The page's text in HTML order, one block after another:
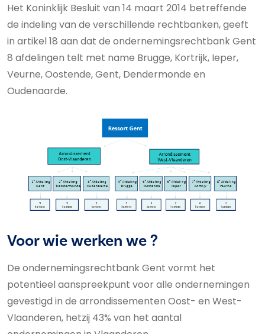
Het Koninklijk Besluit van 14 maart 2014 betreffende
de indeling van de verschillende rechtbanken, geeft
in artikel 18 aan dat de ondernemingsrechtbank Gent
8 afdelingen telt met name Brugge, Kortrijk, Ieper,
Veurne, Oostende, Gent, Dendermonde en
Oudenaarde.
Voor wie werken we ?
De ondernemingsrechtbank Gent vormt het
potentieel aanspreekpunt voor alle ondernemingen
gevestigd in de arrondissementen Oost- en West-
Vlaanderen, hetzij 43% van het aantal